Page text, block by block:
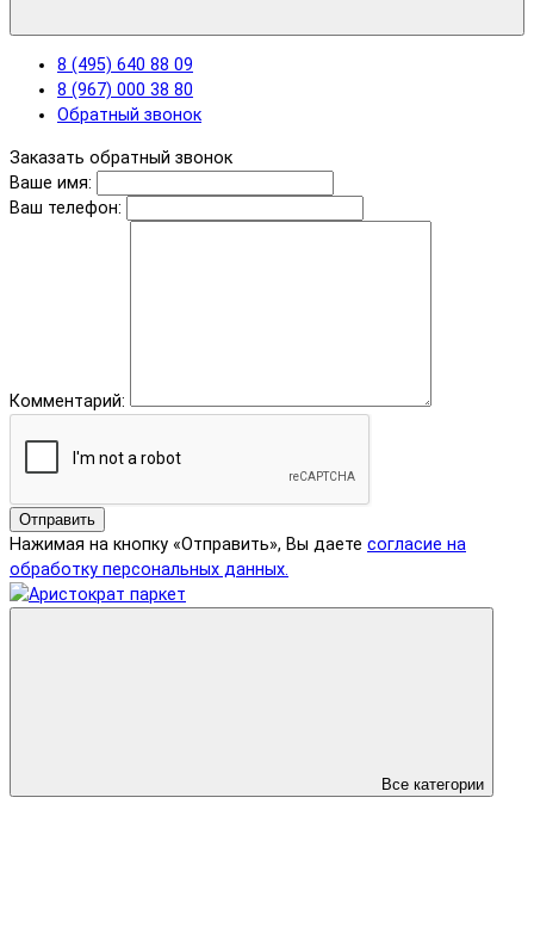
8 (495) 640 88 09
8 (967) 000 38 80
Обратный звонок
Заказать обратный звонок
Ваше имя:
Ваш телефон:
Комментарий:
Отправить
Нажимая на кнопку «Отправить», Вы даете согласие на
обработку персональных данных.
Все категории